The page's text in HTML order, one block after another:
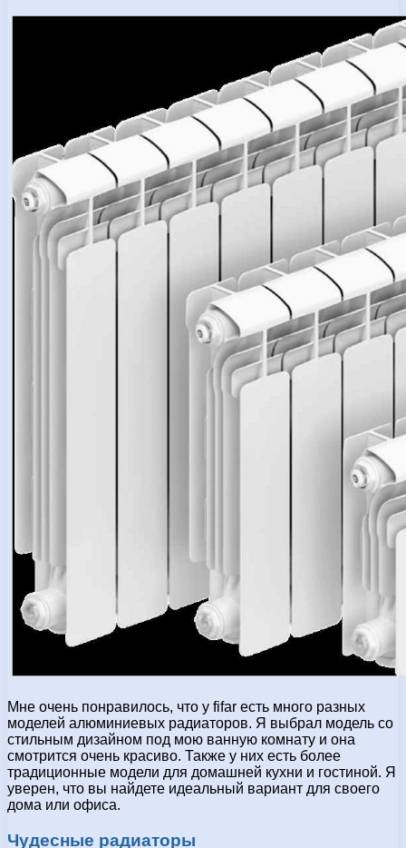
Мне очень понравилось, что у fifar есть много разных
моделей алюминиевых радиаторов. Я выбрал модель со
стильным дизайном под мою ванную комнату и она
смотрится очень красиво. Также у них есть более
традиционные модели для домашней кухни и гостиной. Я
уверен, что вы найдете идеальный вариант для своего
дома или офиса.
Чудесные радиаторы